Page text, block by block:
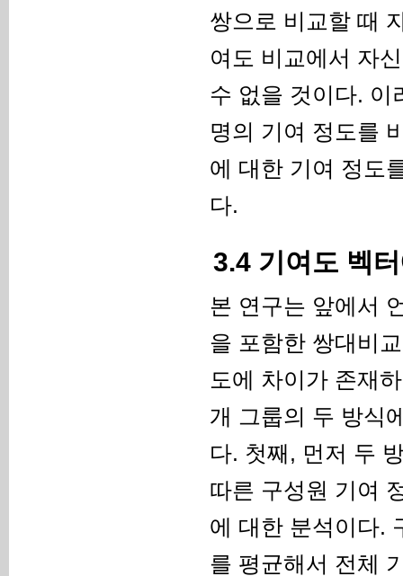
쌍으로 비교할 때
여도 비교에서 자
수 없을 것이다. 이
명의 기여 정도를
에 대한 기여 정도
다.
3.4 기여도 벡
본 연구는 앞에서
을 포함한 쌍대비
도에 차이가 존재
개 그룹의 두 방식
다. 첫째, 먼저 두
따른 구성원 기여
에 대한 분석이다.
를 평균해서 전체